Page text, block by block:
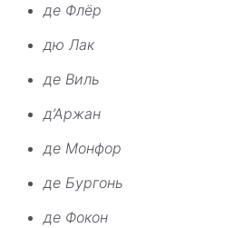
де Флёр
дю Лак
де Виль
д’Аржан
де Монфор
де Бургонь
де Фокон